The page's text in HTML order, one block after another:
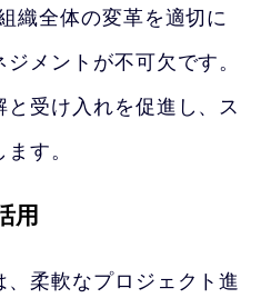
織全体の変革を適切に
メントが不可欠です。
受け入れを促進し、ス
す。
用
柔軟なプロジェクト進